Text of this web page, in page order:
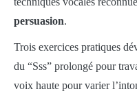
persuasion.
Trois exercices pratiques
du “Sss” prolongé pour
voix haute pour varier